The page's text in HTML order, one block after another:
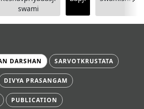
swami
DARSHAN SARVOTKRUSTATA
DIVYA PRASANGAM
PUBLICATION